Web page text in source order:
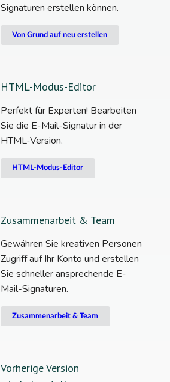
Signaturen erstellen können.
Von Grund auf neu erstellen
HTML-Modus-Editor
Perfekt für Experten! Bearbeiten
Sie die E-Mail-Signatur in der
HTML-Version.
HTML-Modus-Editor
Zusammenarbeit & Team
Gewähren Sie kreativen Personen
Zugriff auf Ihr Konto und erstellen
Sie schneller ansprechende E-
Mail-Signaturen.
Zusammenarbeit & Team
Vorherige Version